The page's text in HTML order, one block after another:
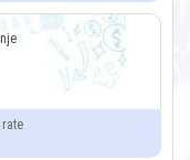
rate